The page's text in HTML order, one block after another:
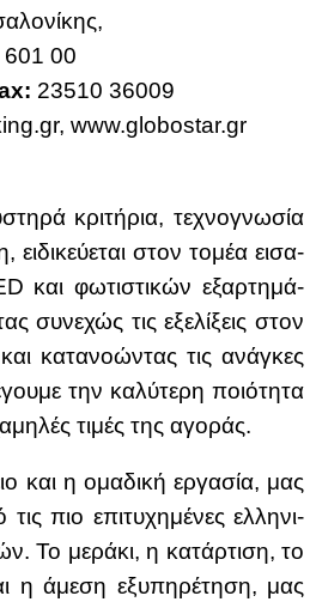
601 00
23510 36009
www.​glo​bost​ar.​gr
κρι­τή­ρια, τε­χνο­γνω­σία
ει­δι­κεύ­ε­ται στον το­μέα ει­σα­
και φω­τι­στι­κών εξαρ­τη­μά­
συ­νε­χώς τις εξε­λί­ξεις στον
κα­τα­νο­ώ­ντας τις ανά­γκες
την κα­λύ­τε­ρη ποιό­τη­τα
τι­μές της αγο­ράς.
και η ομα­δι­κή ερ­γα­σία, μας
πιο επι­τυ­χη­μέ­νες ελ­λη­νι­
Το με­ρά­κι, η κα­τάρ­τι­ση, το
η άμε­ση εξυ­πη­ρέ­τη­ση, μας